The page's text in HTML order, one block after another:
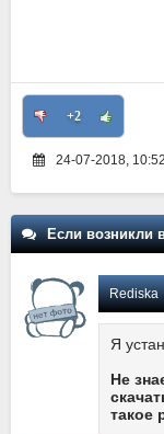
+2
24-07-2018, 10:52
Если возникли
Rediska
Я
Не
такое